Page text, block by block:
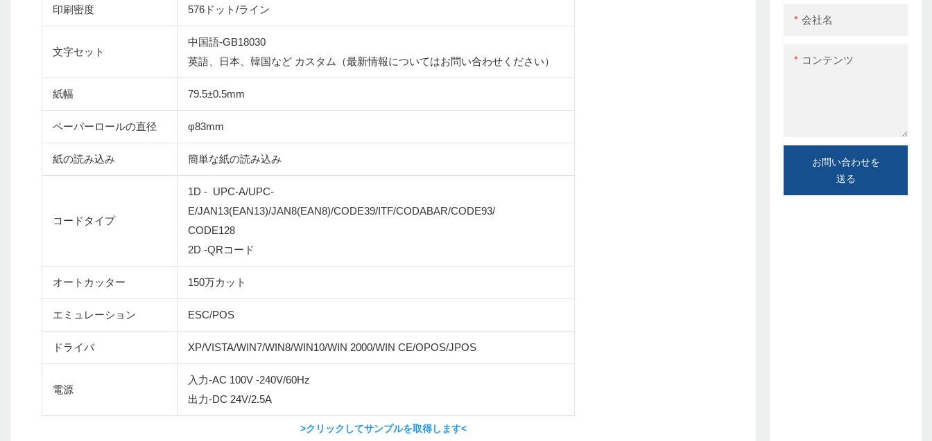
会社名
コンテンツ
お問い合わせを
送る
印刷密度 576ドット/ライン
文字セット
中国語-GB18030
英語、日本、韓国など カスタム（最新情報についてはお問い合わせください）
紙幅 79.5±0.5mm
ペーパーロールの直径 φ83mm
紙の読み込み 簡単な紙の読み込み
コードタイプ
1D - UPC-A/UPC-
E/JAN13(EAN13)/JAN8(EAN8)/CODE39/ITF/CODABAR/CODE93/
CODE128
2D -QRコード
オートカッター 150万カット
エミュレーション ESC/POS
ドライバ XP/VISTA/WIN7/WIN8/WIN10/WIN 2000/WIN CE/OPOS/JPOS
電源
入力-AC 100V -240V/60Hz
出力-DC 24V/2.5A
>クリックしてサンプルを取得します<